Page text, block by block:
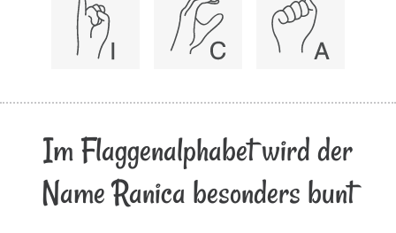
Im Flaggenalphabet wird der
Name Ranica besonders bunt